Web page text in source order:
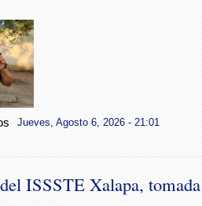
Jueves, Agosto 6, 2026 - 21:01
ISSSTE Xalapa,